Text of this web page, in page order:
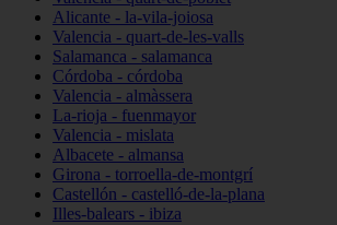
Alicante - la-vila-joiosa
Valencia - quart-de-les-valls
Salamanca - salamanca
Córdoba - córdoba
Valencia - almàssera
La-rioja - fuenmayor
Valencia - mislata
Albacete - almansa
Girona - torroella-de-montgrí
Castellón - castelló-de-la-plana
Illes-balears - ibiza